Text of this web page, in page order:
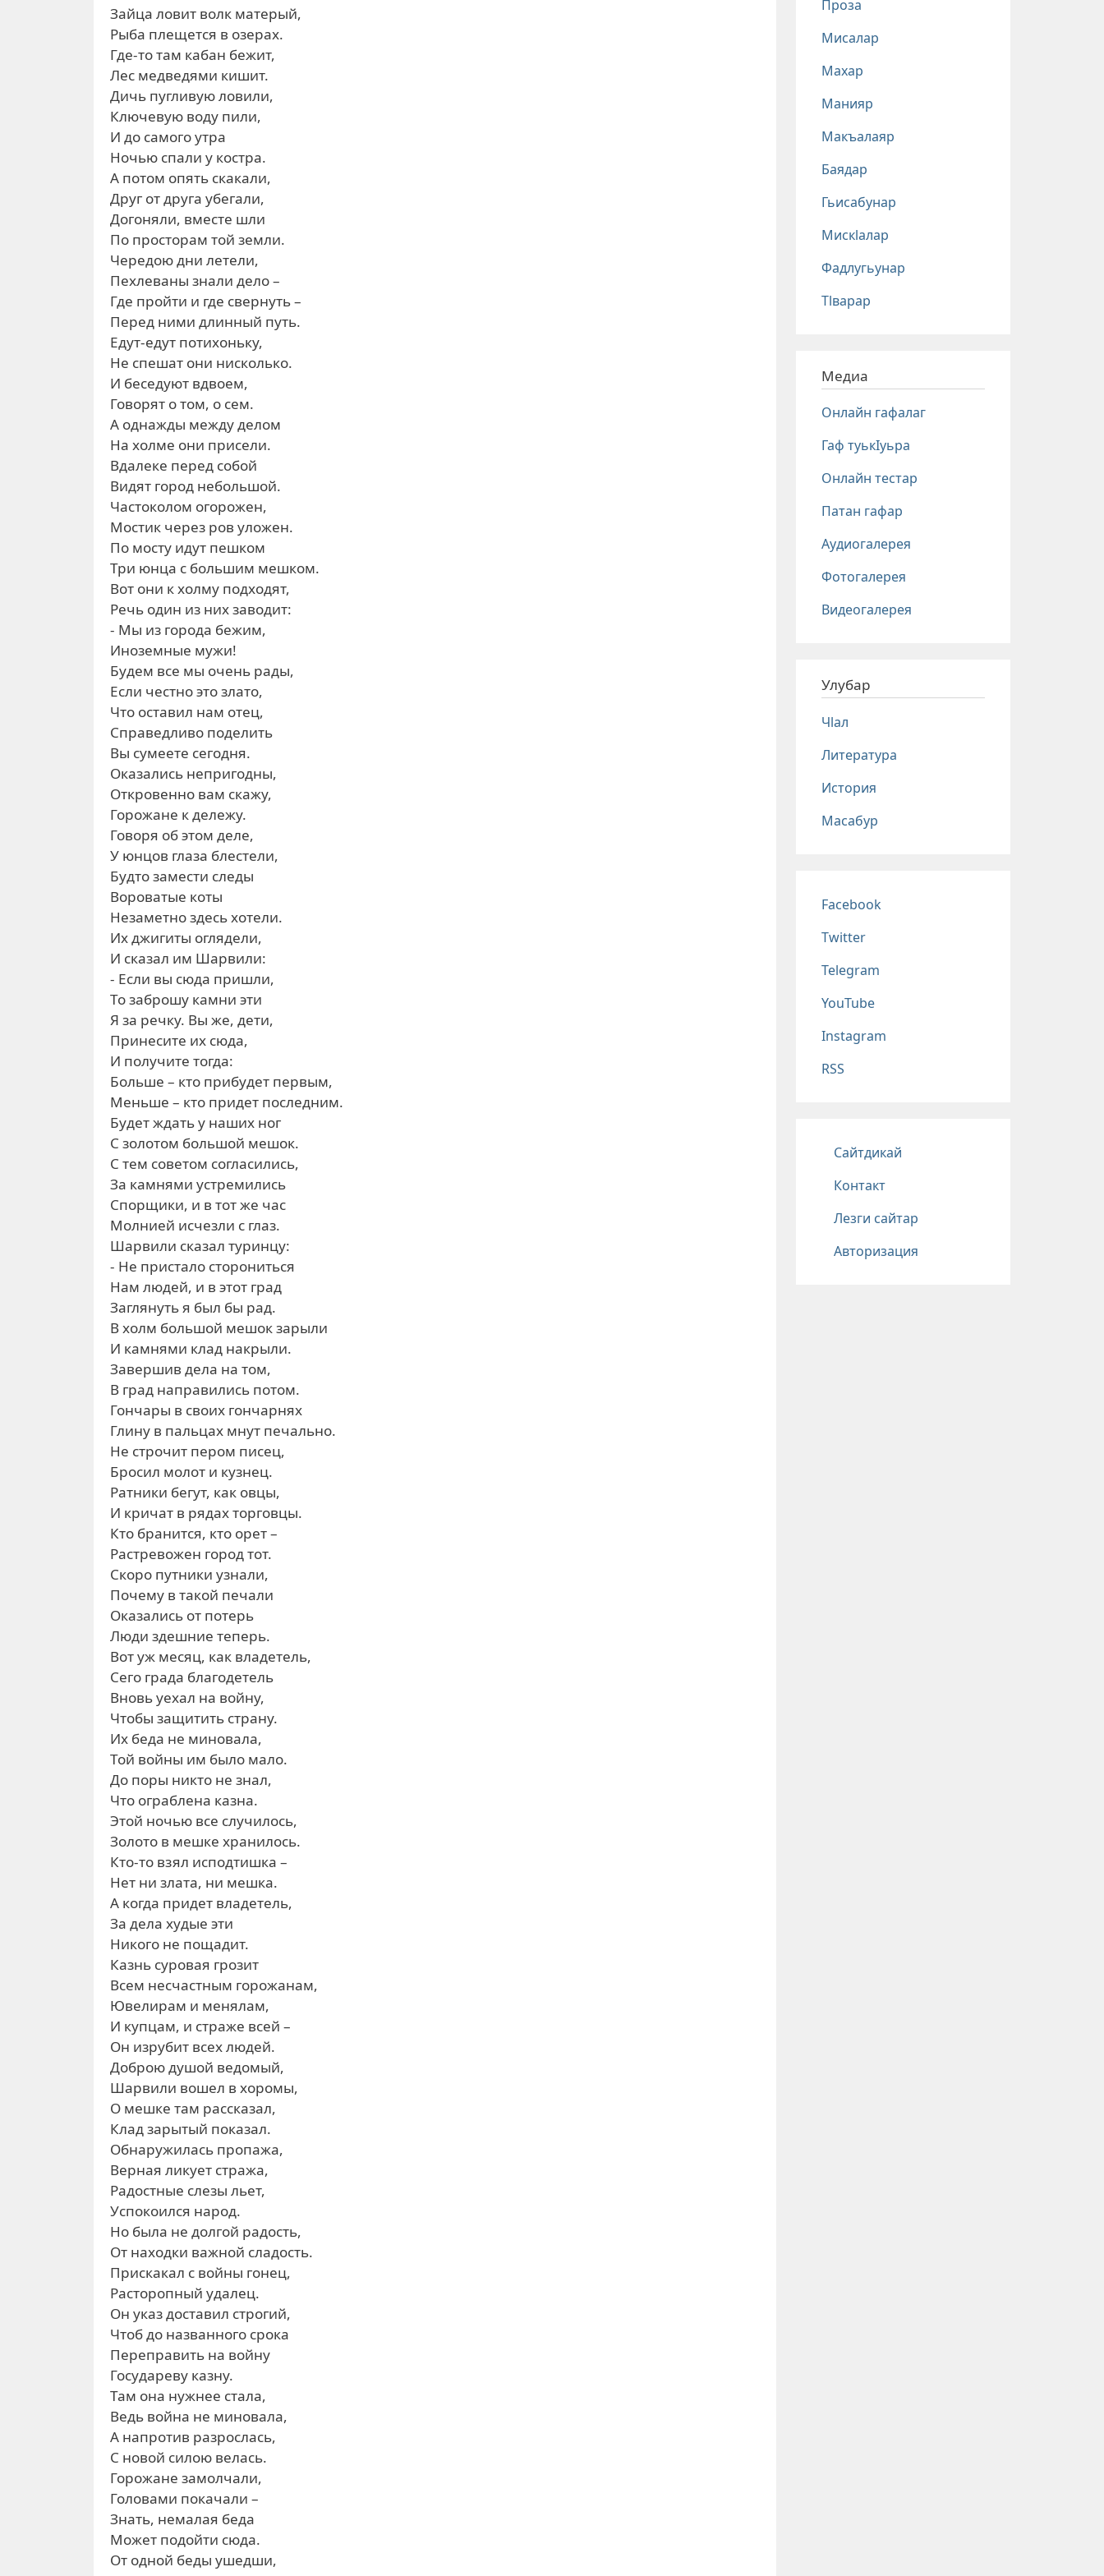
Зайца ловит волк матерый,
Рыба плещется в озерах.
Где-то там кабан бежит,
Лес медведями кишит.
Дичь пугливую ловили,
Ключевую воду пили,
И до самого утра
Ночью спали у костра.
А потом опять скакали,
Друг от друга убегали,
Догоняли, вместе шли
По просторам той земли.
Чередою дни летели,
Пехлеваны знали дело –
Где пройти и где свернуть –
Перед ними длинный путь.
Едут-едут потихоньку,
Не спешат они нисколько.
И беседуют вдвоем,
Говорят о том, о сем.
А однажды между делом
На холме они присели.
Вдалеке перед собой
Видят город небольшой.
Частоколом огорожен,
Мостик через ров уложен.
По мосту идут пешком
Три юнца с большим мешком.
Вот они к холму подходят,
Речь один из них заводит:
- Мы из города бежим,
Иноземные мужи!
Будем все мы очень рады,
Если честно это злато,
Что оставил нам отец,
Справедливо поделить
Вы сумеете сегодня.
Оказались непригодны,
Откровенно вам скажу,
Горожане к дележу.
Говоря об этом деле,
У юнцов глаза блестели,
Будто замести следы
Вороватые коты
Незаметно здесь хотели.
Их джигиты оглядели,
И сказал им Шарвили:
- Если вы сюда пришли,
То заброшу камни эти
Я за речку. Вы же, дети,
Принесите их сюда,
И получите тогда:
Больше – кто прибудет первым,
Меньше – кто придет последним.
Будет ждать у наших ног
С золотом большой мешок.
С тем советом согласились,
За камнями устремились
Спорщики, и в тот же час
Молнией исчезли с глаз.
Шарвили сказал туринцу:
- Не пристало сторониться
Нам людей, и в этот град
Заглянуть я был бы рад.
В холм большой мешок зарыли
И камнями клад накрыли.
Завершив дела на том,
В град направились потом.
Гончары в своих гончарнях
Глину в пальцах мнут печально.
Не строчит пером писец,
Бросил молот и кузнец.
Ратники бегут, как овцы,
И кричат в рядах торговцы.
Кто бранится, кто орет –
Растревожен город тот.
Скоро путники узнали,
Почему в такой печали
Оказались от потерь
Люди здешние теперь.
Вот уж месяц, как владетель,
Сего града благодетель
Вновь уехал на войну,
Чтобы защитить страну.
Их беда не миновала,
Той войны им было мало.
До поры никто не знал,
Что ограблена казна.
Этой ночью все случилось,
Золото в мешке хранилось.
Кто-то взял исподтишка –
Нет ни злата, ни мешка.
А когда придет владетель,
За дела худые эти
Никого не пощадит.
Казнь суровая грозит
Всем несчастным горожанам,
Ювелирам и менялам,
И купцам, и страже всей –
Он изрубит всех людей.
Доброю душой ведомый,
Шарвили вошел в хоромы,
О мешке там рассказал,
Клад зарытый показал.
Обнаружилась пропажа,
Верная ликует стража,
Радостные слезы льет,
Успокоился народ.
Но была не долгой радость,
От находки важной сладость.
Прискакал с войны гонец,
Расторопный удалец.
Он указ доставил строгий,
Чтоб до названного срока
Переправить на войну
Государеву казну.
Там она нужнее стала,
Ведь война не миновала,
А напротив разрослась,
С новой силою велась.
Горожане замолчали,
Головами покачали –
Знать, немалая беда
Может подойти сюда.
От одной беды ушедши,
Проза
Мисалар
Махар
Манияр
Макъалаяр
Баядар
Гьисабунар
Мискlалар
Фадлугьунар
Тlварар
Медиа
Онлайн гафалаг
Гаф туькIуьра
Онлайн тестар
Патан гафар
Аудиогалерея
Фотогалерея
Видеогалерея
Улубар
Чlал
Литература
История
Масабур
Соц сети
Facebook
Twitter
Telegram
YouTube
Instagram
RSS
Подвал
Сайтдикай
Контакт
Лезги сайтар
Авторизация